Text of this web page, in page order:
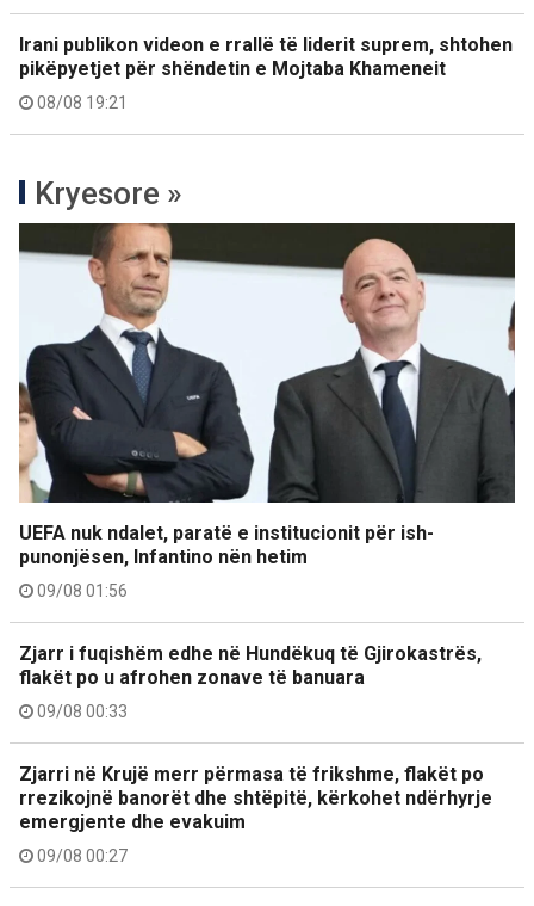
Irani publikon videon e rrallë të liderit suprem, shtohen
pikëpyetjet për shëndetin e Mojtaba Khameneit
08/08 19:21
Kryesore »
UEFA nuk ndalet, paratë e institucionit për ish-
punonjësen, Infantino nën hetim
09/08 01:56
Zjarr i fuqishëm edhe në Hundëkuq të Gjirokastrës,
flakët po u afrohen zonave të banuara
09/08 00:33
Zjarri në Krujë merr përmasa të frikshme, flakët po
rrezikojnë banorët dhe shtëpitë, kërkohet ndërhyrje
emergjente dhe evakuim
09/08 00:27